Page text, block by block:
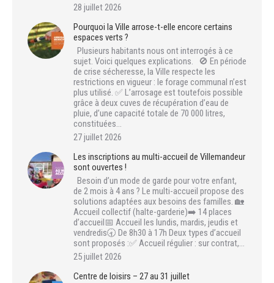
28 juillet 2026
Pourquoi la Ville arrose-t-elle encore certains
espaces verts ?
Plusieurs habitants nous ont interrogés à ce
sujet. Voici quelques explications. 🚫 En période
de crise sécheresse, la Ville respecte les
restrictions en vigueur : le forage communal n’est
plus utilisé. ✅ L’arrosage est toutefois possible
grâce à deux cuves de récupération d’eau de
pluie, d’une capacité totale de 70 000 litres,
constituées…
27 juillet 2026
Les inscriptions au multi-accueil de Villemandeur
sont ouvertes !
Besoin d’un mode de garde pour votre enfant,
de 2 mois à 4 ans ? Le multi-accueil propose des
solutions adaptées aux besoins des familles. 🏡
Accueil collectif (halte-garderie)➡️ 14 places
d’accueil📅 Accueil les lundis, mardis, jeudis et
vendredis🕣 De 8h30 à 17h Deux types d’accueil
sont proposés :✅ Accueil régulier : sur contrat,…
25 juillet 2026
Centre de loisirs – 27 au 31 juillet